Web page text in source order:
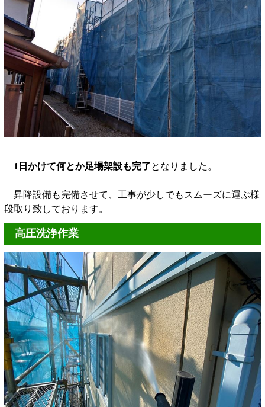
1日かけて何とか足場架設も完了となりました。
昇降設備も完備させて、工事が少しでもスムーズに運ぶ様
段取り致しております。
高圧洗浄作業